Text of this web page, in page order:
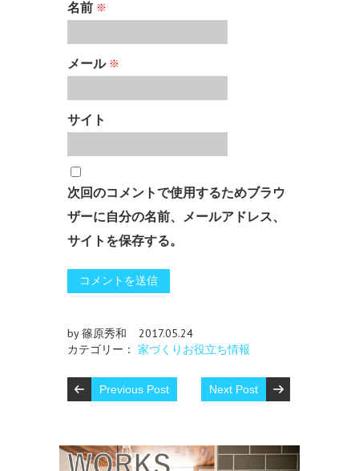
名前 ※
メール ※
サイト
次回のコメントで使用するためブラウ
ザーに自分の名前、メールアドレス、
サイトを保存する。
by 篠原秀和
2017.05.24
カテゴリー： 家づくりお役立ち情報
Previous Post Next Post